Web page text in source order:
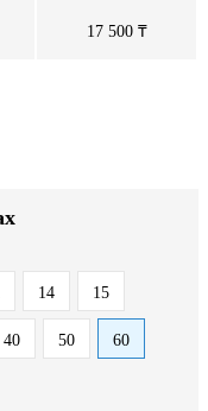
17 500 ₸
14 15
40 50 60